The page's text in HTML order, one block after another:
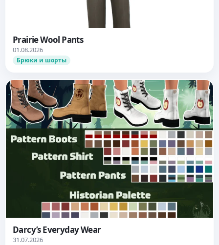
Prairie Wool Pants
01.08.2026
Брюки и шорты
Darcy’s Everyday Wear
31.07.2026